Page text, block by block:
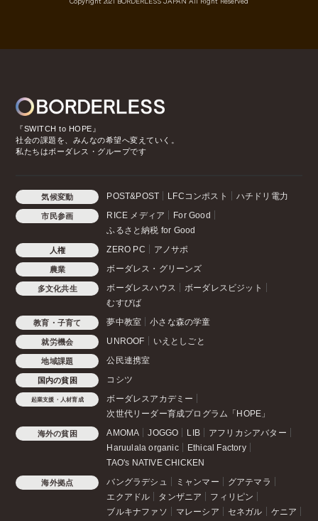
『SWITCH to HOPE』
社会の課題を、みんなの希望へ変えていく。
私たちはボーダレス・グループです
気候変動 POST&POST LFCコンポスト ハチドリ電力
市民参画 RICE メディア
For Good
ふるさと納税 for Good
人権 ZERO PC アノサポ
農業 ボーダレス・グリーンズ
多文化共生 ボーダレスハウス
ボーダレスビジット
むすびば
教育・子育て 夢中教室 小さな森の学童
就労機会 UNROOF いえとしごと
地域課題 公民連携室
国内の貧困 コシツ
起業支援・人材育成
ボーダレスアカデミー
次世代リーダー育成プログラム「HOPE」
海外の貧困 AMOMA JOGGO LIB
アフリカシアバター
Haruulala organic
Ethical Factory
TAO's NATIVE CHICKEN
海外拠点 バングラデシュ ミャンマー
グアテマラ
エクアドル
タンザニア
フィリピン
ブルキナファソ
マレーシア セネガル ケニア